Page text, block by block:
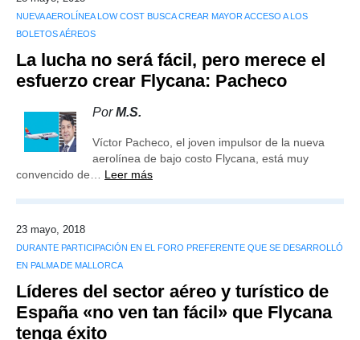
NUEVA AEROLÍNEA LOW COST BUSCA CREAR MAYOR ACCESO A LOS
BOLETOS AÉREOS
La lucha no será fácil, pero merece el
esfuerzo crear Flycana: Pacheco
PorM.S.
Víctor Pacheco, el joven impulsor de la nueva
aerolínea de bajo costo Flycana, está muy
convencido de… Leer más
23 mayo, 2018
DURANTE PARTICIPACIÓN EN EL FORO PREFERENTE QUE SE DESARROLLÓ
EN PALMA DE MALLORCA
Líderes del sector aéreo y turístico de
España «no ven tan fácil» que Flycana
tenga éxito